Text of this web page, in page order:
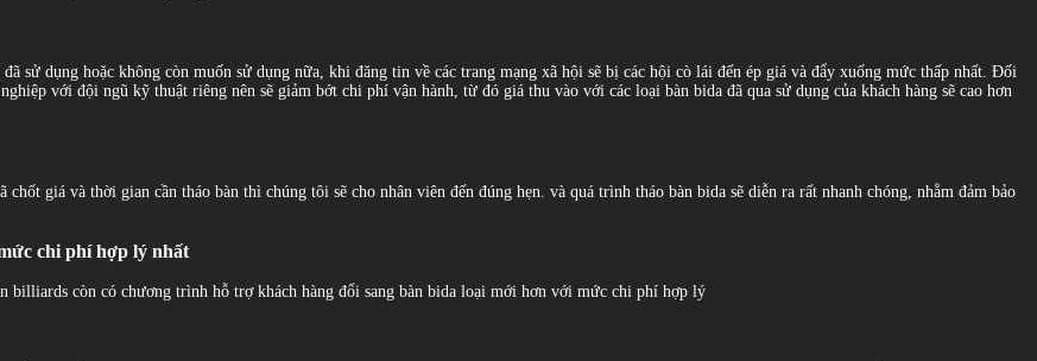
sử dụng hoặc không còn muốn sử dụng nữa, khi đăng tin về các trang mạng xã hội sẽ bị các hội cò lái đến ép giá và đẩy xuống mức thấp nhất. Đối
với đội ngũ kỹ thuật riêng nên sẽ giảm bớt chi phí vận hành, từ đó giá thu vào với các loại bàn bida đã qua sử dụng của khách hàng sẽ cao hơn
giá và thời gian cần tháo bàn thì chúng tôi sẽ cho nhân viên đến đúng hẹn. và quá trình tháo bàn bida sẽ diễn ra rất nhanh chóng, nhằm đảm bảo
chi phí hợp lý nhất
billiards còn có chương trình hỗ trợ khách hàng đổi sang bàn bida loại mới hơn với mức chi phí hợp lý